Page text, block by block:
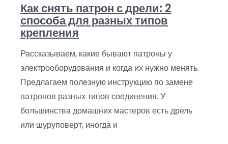
Как снять патрон с дрели: 2
способа для разных типов
крепления
Рассказываем, какие бывают патроны у
электрооборудования и когда их нужно менять.
Предлагаем полезную инструкцию по замене
патронов разных типов соединения. У
большинства домашних мастеров есть дрель
или шуруповерт, иногда и